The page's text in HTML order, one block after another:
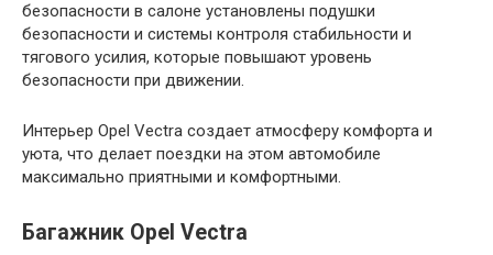
безопасности в салоне установлены подушки
безопасности и системы контроля стабильности и
тягового усилия, которые повышают уровень
безопасности при движении.
Интерьер Opel Vectra создает атмосферу комфорта и
уюта, что делает поездки на этом автомобиле
максимально приятными и комфортными.
Багажник Opel Vectra